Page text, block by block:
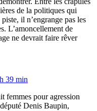
de la politiques qui
il n’engrange pas les
L’amoncellement de
ne devrait faire rêver
39 min
femmes pour agression
Denis Baupin,